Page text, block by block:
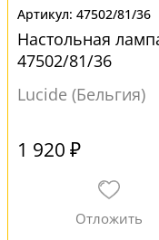
47502/81/36
Настольная
47502/81/36
Lucide (Бельгия)
1 920 ₽